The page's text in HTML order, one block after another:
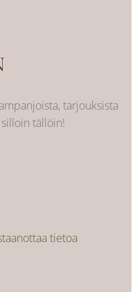
tarjouksista
tällöin!
tietoa